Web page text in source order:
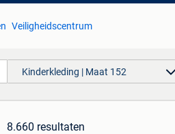
Veiligheidscentrum
Kinderkleding | Maat 152
8.660 resultaten